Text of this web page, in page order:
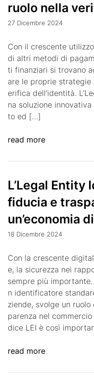
ruolo nella
27 Dicembre 2024
Con il crescente
di altri metodi di
ti finanziari si trovano
are le proprie
erifica dell’identità.
na soluzione
to ed […]
read more
L’Legal Entity
fiducia e
un’economia
18 Dicembre 2024
Con la crescente
e, la sicurezza nei
sempre più
n identificatore
ziende, svolge un
parenza nel
dice LEI è così
read more